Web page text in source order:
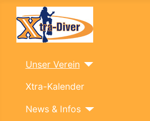
Unser Verein
Xtra-Kalender
News & Infos